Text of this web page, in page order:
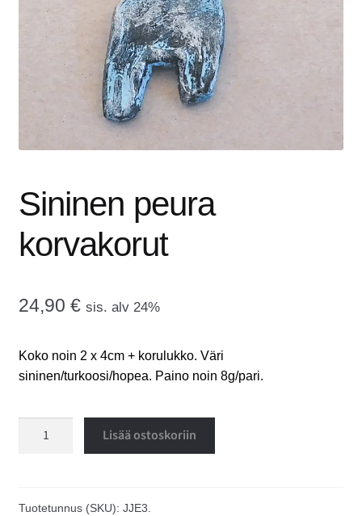
valikko
OTA YHTEYTTÄ
GALLERIA
MAINOSMÖRKÖ
Laajenna
Sininen peura
korvakorut
24,90 € sis. alv 24%
Koko noin 2 x 4cm + korulukko. Väri
sininen/turkoosi/hopea. Paino noin 8g/pari.
Lisää ostoskoriin
Tuotetunnus (SKU): JJE3.